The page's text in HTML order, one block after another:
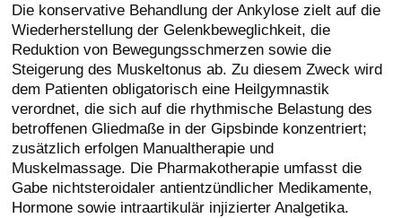
Die konservative Behandlung der Ankylose zielt auf die
Wiederherstellung der Gelenkbeweglichkeit, die
Reduktion von Bewegungsschmerzen sowie die
Steigerung des Muskeltonus ab. Zu diesem Zweck wird
dem Patienten obligatorisch eine Heilgymnastik
verordnet, die sich auf die rhythmische Belastung des
betroffenen Gliedmaße in der Gipsbinde konzentriert;
zusätzlich erfolgen Manualtherapie und
Muskelmassage. Die Pharmakotherapie umfasst die
Gabe nichtsteroidaler antientzündlicher Medikamente,
Hormone sowie intraartikulär injizierter Analgetika.